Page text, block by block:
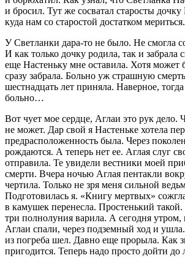
и бросил. Тут же сосватал старосты
куда нам со старостой достатком мериться.
У Светланки дара-то не было. Не смогла
И как только дочку родила, так и забрала
еще Настеньку мне оставила. Хотя может
сразу забрала. Больно уж страшную
шестнадцать лет приняла. Наверное,
больно…
Вот чует мое сердце, Аглаи это рук дело.
не может. Дар свой я Настеньке хотела
предрасположенность была. Через
рождаются. А теперь нет ее. Аглая слуг
отправила. Те увидели вестники моей
смерти. Вчера ночью Аглая пентакли
чертила. Только не зря меня сильной
Подготовилась я. «Книгу мертвых»
в камушек перенесла. Простенький
три полнолуния варила. А сегодня утром,
Аглаи спали, через подземный ход и
из погреба шел. Давно еще прорыла. Как
пригодится. Теперь надо просто дойти до